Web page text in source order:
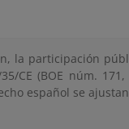
la participación
CE (BOE núm.
español se